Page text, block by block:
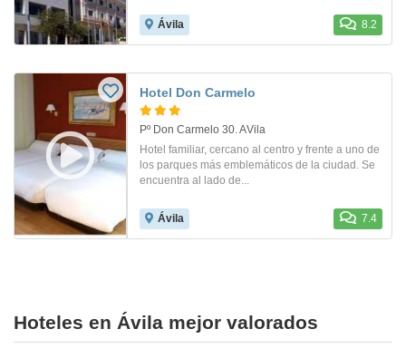
Ávila 8.2
Hotel Don Carmelo
Pº Don Carmelo 30. AVila
Hotel familiar, cercano al centro y frente a uno de
los parques más emblemáticos de la ciudad. Se
encuentra al lado de...
Ávila 7.4
Hoteles en Ávila mejor valorados